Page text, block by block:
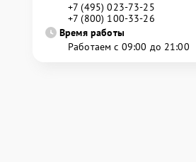
+7 (495) 023-73-25
+7 (800) 100-33-26
Время работы
Работаем с 09:00 до 21:00